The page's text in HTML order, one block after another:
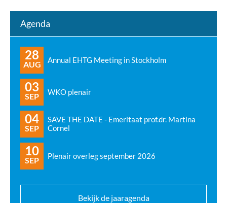
Agenda
28
AUG Annual EHTG Meeting in Stockholm
03
SEP WKO plenair
04
SEP
SAVE THE DATE - Emeritaat prof.dr. Martina
Cornel
10
SEP Plenair overleg september 2026
Bekijk de jaaragenda